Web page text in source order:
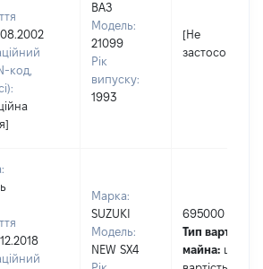
код,
ВАЗ
Модель:
21099
Рік
випуску:
1993
[Не
Марка:
SUZUKI
Модель:
NEW SX4
695000
Тип вартості
майна: це